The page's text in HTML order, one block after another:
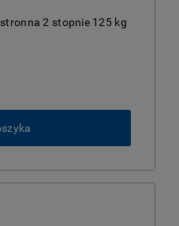
2 stopnie 125 kg